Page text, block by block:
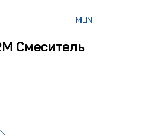
MILIN
Смеситель